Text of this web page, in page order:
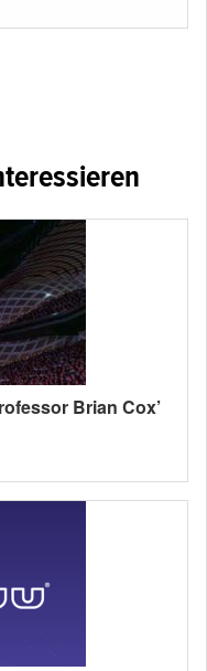
Brian Cox’